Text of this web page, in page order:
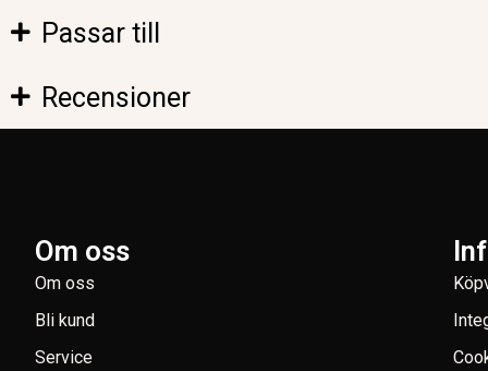
Passar till
Recensioner
Om oss
Om oss
Bli kund
Service